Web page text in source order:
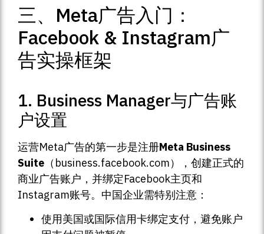
三、Meta广告入门：
Facebook & Instagram广
告实操框架
1. Business Manager与广告账
户设置
运营Meta广告的第一步是注册Meta Business
Suite （business.facebook.com），创建正式的
商业广告账户，并绑定Facebook主页和
Instagram账号。中国企业需特别注意：
使用美国或国际信用卡绑定支付，避免账户